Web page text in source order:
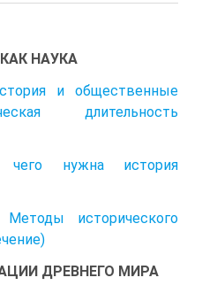
НАУКА
и общественные
длительность
нужна история
исторического
ДРЕВНЕГО МИРА